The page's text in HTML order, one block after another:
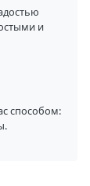
и
способом: